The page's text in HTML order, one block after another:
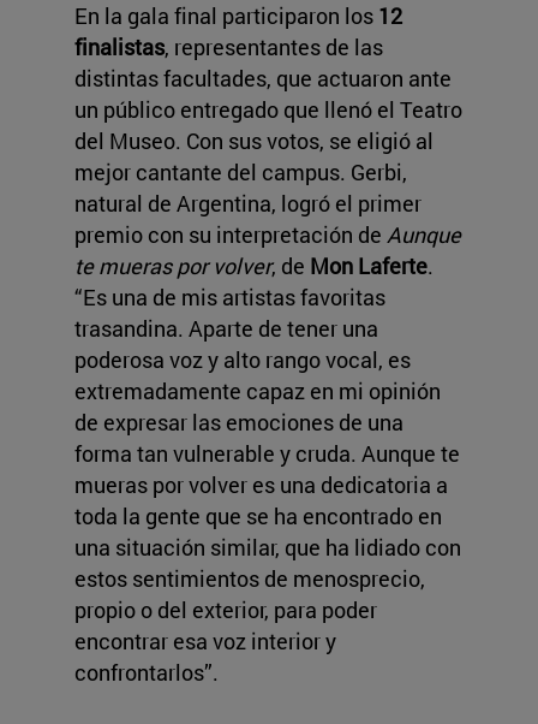
En la gala final participaron los 12
finalistas, representantes de las
distintas facultades, que actuaron ante
un público entregado que llenó el Teatro
del Museo. Con sus votos, se eligió al
mejor cantante del campus. Gerbi,
natural de Argentina, logró el primer
premio con su interpretación de Aunque
te mueras por volver, de Mon Laferte.
“Es una de mis artistas favoritas
trasandina. Aparte de tener una
poderosa voz y alto rango vocal, es
extremadamente capaz en mi opinión
de expresar las emociones de una
forma tan vulnerable y cruda. Aunque te
mueras por volver es una dedicatoria a
toda la gente que se ha encontrado en
una situación similar, que ha lidiado con
estos sentimientos de menosprecio,
propio o del exterior, para poder
encontrar esa voz interior y
confrontarlos”.